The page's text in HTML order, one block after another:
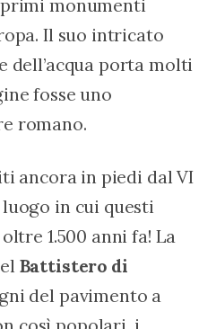
monumenti
Il suo intricato
dell’acqua porta molti
fosse uno
romano.
ancora in piedi dal VI
in cui questi
1.500 anni fa! La
Battistero di
del pavimento a